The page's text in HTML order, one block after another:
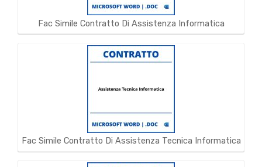
Fac Simile Contratto Di Assistenza Informatica
Fac Simile Contratto Di Assistenza Tecnica Informatica